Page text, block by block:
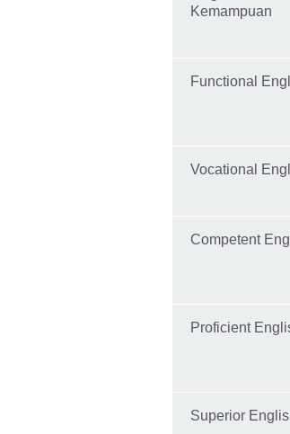
Kemampuan
Functional
Vocational
Competent
Proficient
Superior